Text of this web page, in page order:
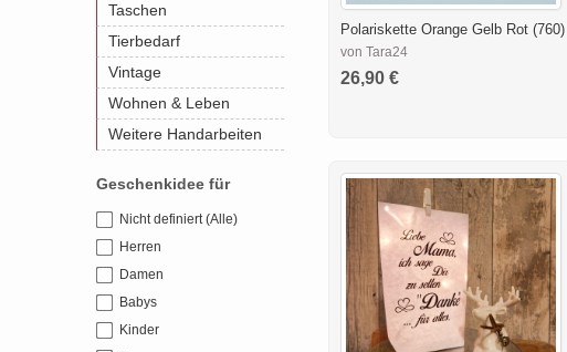
Taschen
Tierbedarf
Vintage
Wohnen & Leben
Weitere Handarbeiten
Geschenkidee für
Nicht definiert (Alle)
Herren
Damen
Babys
Kinder
Polariskette Orange Gelb Rot (760)
von Tara24
26,90 €